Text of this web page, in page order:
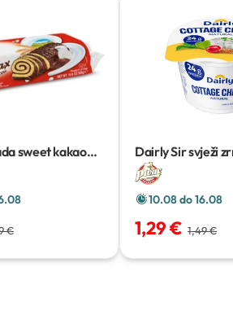
sweet kakao
€
Dairly Sir svježi
10.08 do 16.08
1,29 € 1,49 €